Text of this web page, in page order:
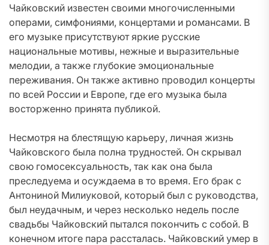
Чайковский известен своими многочисленными
операми, симфониями, концертами и романсами. В
его музыке присутствуют яркие русские
национальные мотивы, нежные и выразительные
мелодии, а также глубокие эмоциональные
переживания. Он также активно проводил концерты
по всей России и Европе, где его музыка была
восторженно принята публикой.
Несмотря на блестящую карьеру, личная жизнь
Чайковского была полна трудностей. Он скрывал
свою гомосексуальность, так как она была
преследуема и осуждаема в то время. Его брак с
Антониной Милиуковой, который был с руководства,
был неудачным, и через несколько недель после
свадьбы Чайковский пытался покончить с собой. В
конечном итоге пара рассталась. Чайковский умер в